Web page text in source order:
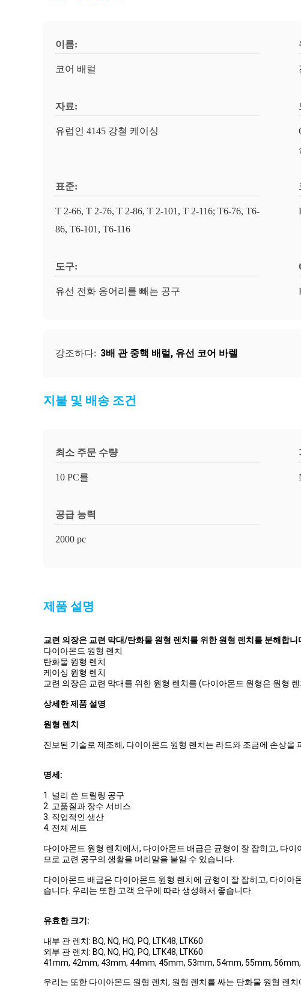
이름:
코어 배럴
자료:
유럽인 4145 강철 케이싱
표준:
T 2-66, T 2-76, T 2-86, T 2-101, T 2-116; T6-76, T6-
86, T6-101, T6-116
도구:
유선 전화 응어리를 빼는 공구
강조하다: 3배 관 중핵 배럴, 유선 코어 바렐
지불 및 배송 조건
최소 주문 수량
10 PC를
공급 능력
2000 pc
제품 설명
교련 의장은 교련 막대/탄화물 원형 렌치를 위한 원형 렌치를 분해합니
다이아몬드 원형 렌치
탄화물 원형 렌치
케이싱 원형 렌치
교련 의장은 교련 막대를 위한 원형 렌치를 (다이아몬드 원형은 원형
상세한 제품 설명
원형 렌치
진보된 기술로 제조해, 다이아몬드 원형 렌치는 라드와 조금에 손상
명세:
1. 널리 쓴 드릴링 공구
2. 고품질과 장수 서비스
3. 직업적인 생산
4. 전체 세트
다이아몬드 원형 렌치에서, 다이아몬드 배급은 균형이 잘 잡히고, 다
므로 교련 공구의 생활을 머리말을 붙일 수 있습니다.
다이아몬드 배급은 다이아몬드 원형 렌치에 균형이 잘 잡히고, 다이
습니다. 우리는 또한 고객 요구에 따라 생성해서 좋습니다.
유효한 크기:
내부 관 렌치: BQ, NQ, HQ, PQ, LTK48, LTK60
외부 관 렌치: BQ, NQ, HQ, PQ, LTK48, LTK60
41mm, 42mm, 43mm, 44mm, 45mm, 53mm, 54mm, 55mm,
우리는 또한 다이아몬드 원형 렌치, 원형 렌치를 싸는 탄화물 원형 렌